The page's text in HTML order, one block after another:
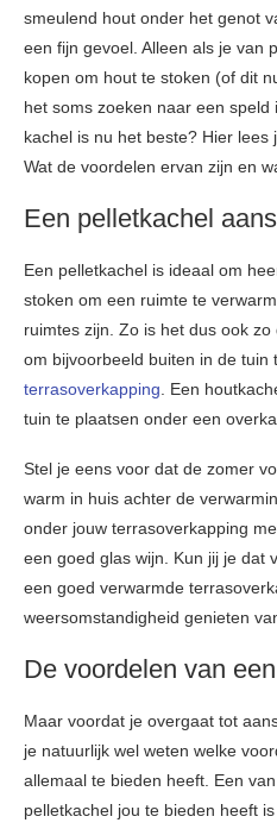
smeulend hout onder het genot
een fijn gevoel. Alleen als je van
kopen om hout te stoken (of dit
het soms zoeken naar een
kachel is nu het beste? Hier lees
Wat de voordelen ervan zijn en
Een pelletkachel
Een pelletkachel is ideaal om
stoken om een ruimte te
ruimtes zijn. Zo is het dus ook
om bijvoorbeeld buiten in de tuin
terrasoverkapping. Een
tuin te plaatsen onder een
Stel je eens voor dat de zomer
warm in huis achter de
onder jouw terrasoverkapping
een goed glas wijn. Kun jij je dat
een goed verwarmde
weersomstandigheid genieten
De voordelen van
Maar voordat je overgaat tot
je natuurlijk wel weten welke
allemaal te bieden heeft. Een
pelletkachel jou te bieden heeft